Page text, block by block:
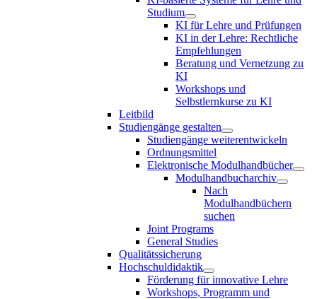
Studium
KI für Lehre und Prüfungen
KI in der Lehre: Rechtliche
Empfehlungen
Beratung und Vernetzung zu
KI
Workshops und
Selbstlernkurse zu KI
Leitbild
Studiengänge gestalten
Studiengänge weiterentwickeln
Ordnungsmittel
Elektronische Modulhandbücher
Modulhandbucharchiv
Nach
Modulhandbüchern
suchen
Joint Programs
General Studies
Qualitätssicherung
Hochschuldidaktik
Förderung für innovative Lehre
Workshops, Programm und